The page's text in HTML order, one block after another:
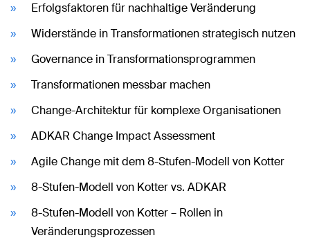
Erfolgsfaktoren für nachhaltige Veränderung
Widerstände in Transformationen strategisch nutzen
Governance in Transformationsprogrammen
Transformationen messbar machen
Change-Architektur für komplexe Organisationen
ADKAR Change Impact Assessment
Agile Change mit dem 8-Stufen-Modell von Kotter
8-Stufen-Modell von Kotter vs. ADKAR
8-Stufen-Modell von Kotter – Rollen in
Veränderungsprozessen